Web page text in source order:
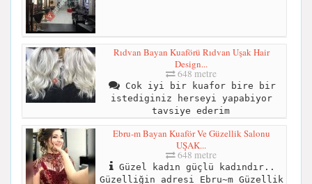
Rıdvan Bayan Kuaförü Rıdvan Uşak Hair
Design...
648 metre
Cok iyi bir kuafor bire bir
istediginiz herseyi yapabiyor
tavsiye ederim
Ebru-m Bayan Kuaför Ve Güzellik Salonu
UŞAK...
648 metre
Güzel kadın güçlü kadındır..
Güzelliğin adresi Ebru~m Güzellik